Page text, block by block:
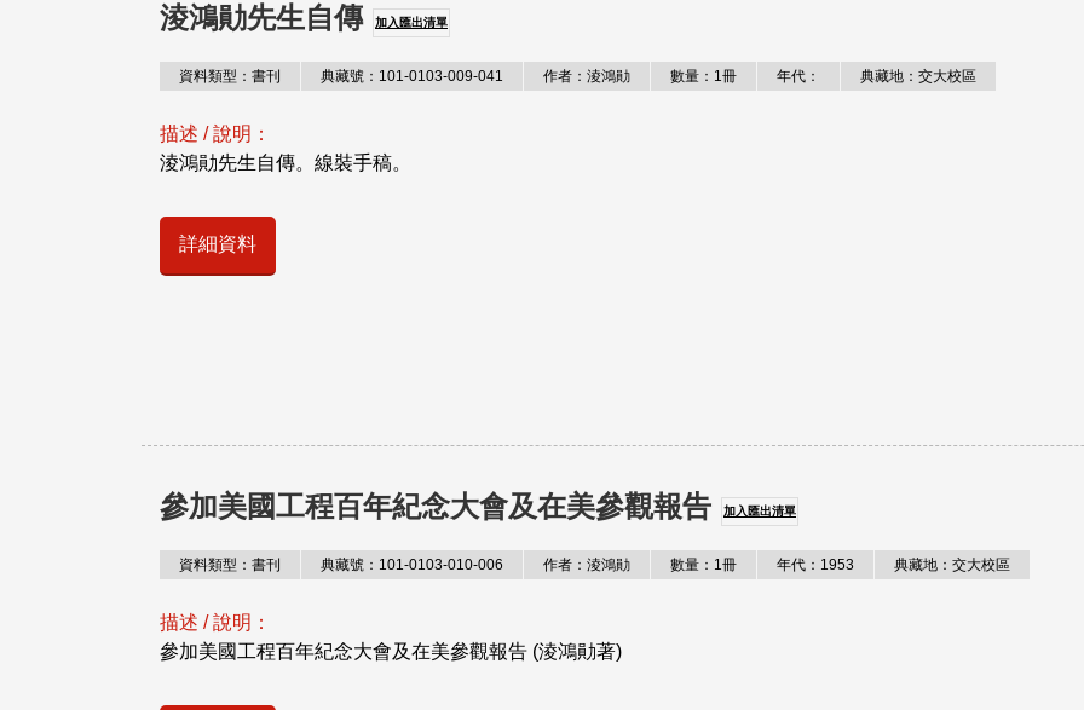
淩鴻勛先生自傳 加入匯出清單
資料類型：書刊 典藏號：101-0103-009-041 作者：淩鴻勛 數量：1冊 年代： 典藏地：交大校區
描述 / 說明：
淩鴻勛先生自傳。線裝手稿。
詳細資料
參加美國工程百年紀念大會及在美參觀報告 加入匯出清單
資料類型：書刊 典藏號：101-0103-010-006 作者：淩鴻勛 數量：1冊 年代：1953 典藏地：交大校區
描述 / 說明：
參加美國工程百年紀念大會及在美參觀報告 (淩鴻勛著)